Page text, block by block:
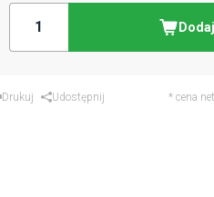
Drukuj Udostępnij * cena